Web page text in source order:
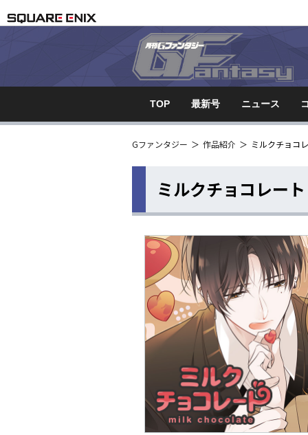
TOP 最新号 ニュース
Gファンタジー ＞ 作品紹介 ＞ ミルクチョコ
ミルクチョコレート